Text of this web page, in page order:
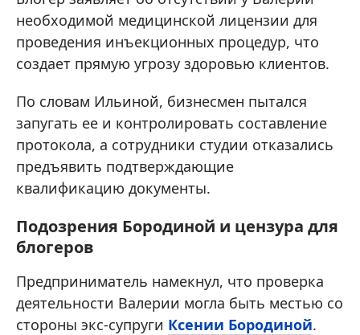
необходимой медицинской лицензии для
проведения инъекционных процедур, что
создает прямую угрозу здоровью клиентов.
По словам Ильиной, бизнесмен пытался
запугать ее и контролировать составление
протокола, а сотрудники студии отказались
предъявить подтверждающие
квалификацию документы.
Подозрения Бородиной и цензура для
блогеров
Предприниматель намекнул, что проверка
деятельности Валерии могла быть местью со
стороны экс-супруги Ксении Бородиной.